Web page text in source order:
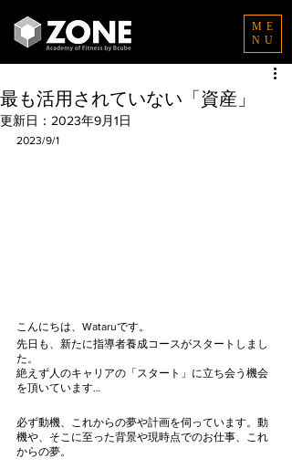
ME
NU
最も活用されていない「資産」
更新日： 2023年9月1日
2023/9/1
こんにちは、Wataruです。
先日も、新たに指導者養成コースがスタートしまし
た。
絶えず人のキャリアの「スタート」に立ち会う機会
を頂いています…
必ず動機、これからの夢や計画を伺っています。動
機や、そこに至った背景や現時点でのお仕事、これ
からの夢。